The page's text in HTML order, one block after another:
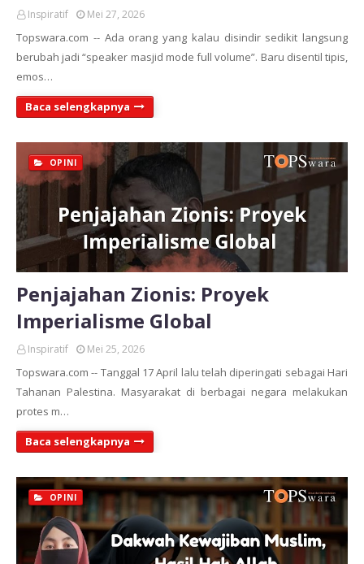
Inspiratif Mei 27, 2026
Topswara.com -- Ada orang yang kalau disindir sedikit langsung
berubah jadi “speaker masjid mode full volume”. Baru disentil tipis,
emos…
Baca selengkapnya
OPINI
Penjajahan Zionis: Proyek
Imperialisme Global
Inspiratif Mei 25, 2026
Topswara.com -- Tanggal 17 April lalu telah diperingati sebagai Hari
Tahanan Palestina. Masyarakat di berbagai negara melakukan
protes m…
Baca selengkapnya
OPINI